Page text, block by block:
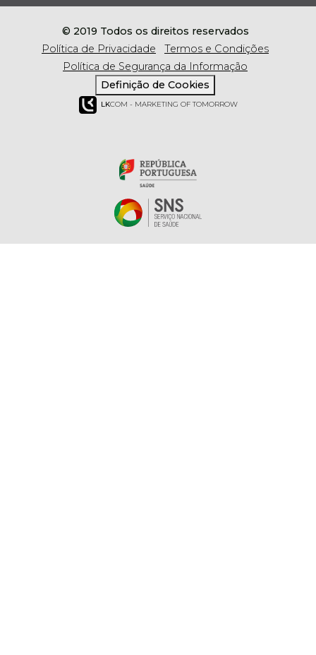
© 2019 Todos os direitos reservados
Política de Privacidade
Termos e Condições
Política de Segurança da Informação
Definição de Cookies
LKCOM - MARKETING OF TOMORROW